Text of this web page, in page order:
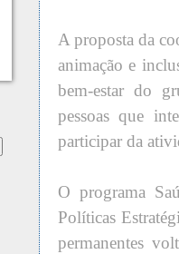
A proposta da
animação e
bem-estar do
pessoas que
participar da
O programa
Políticas
permanentes